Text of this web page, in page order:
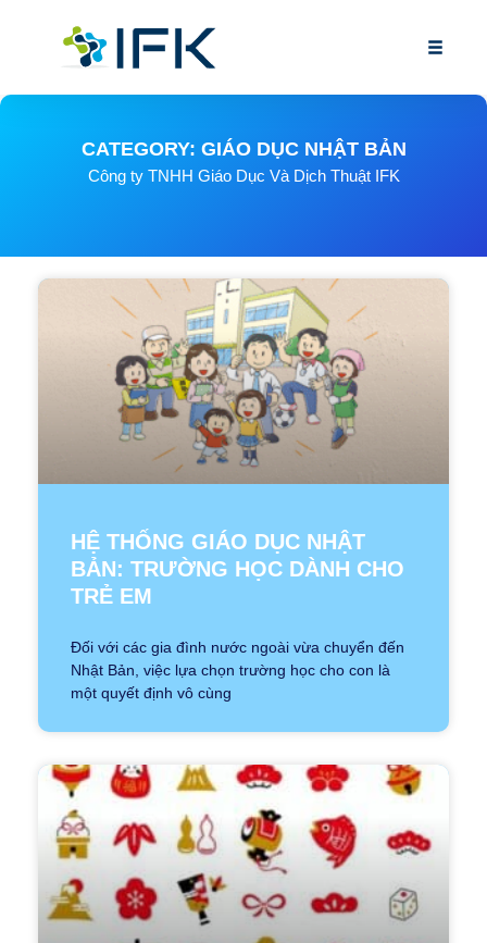
CATEGORY: GIÁO DỤC NHẬT BẢN
Công ty TNHH Giáo Dục Và Dịch Thuật IFK
HỆ THỐNG GIÁO DỤC NHẬT
BẢN: TRƯỜNG HỌC DÀNH CHO
TRẺ EM
Đối với các gia đình nước ngoài vừa chuyển đến
Nhật Bản, việc lựa chọn trường học cho con là
một quyết định vô cùng